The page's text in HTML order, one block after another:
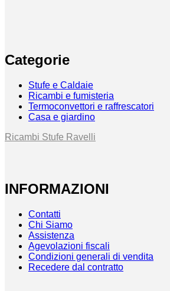
Categorie
Stufe e Caldaie
Ricambi e fumisteria
Termoconvettori e raffrescatori
Casa e giardino
Ricambi Stufe Ravelli
INFORMAZIONI
Contatti
Chi Siamo
Assistenza
Agevolazioni fiscali
Condizioni generali di vendita
Recedere dal contratto